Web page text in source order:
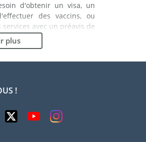
d'obtenir un visa, un
des vaccins, ou
avec un préavis de
une liste de ce que vous
organisé, vous vous
en République
Les organismes de
plus
!